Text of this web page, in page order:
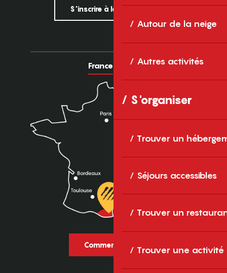
Autour de la neige
Autres activités
S'organiser
Trouver un
Séjours accessibles
Trouver un
Trouver une activité
S'inscrire à la newsletter
France Europe
Comment venir ?